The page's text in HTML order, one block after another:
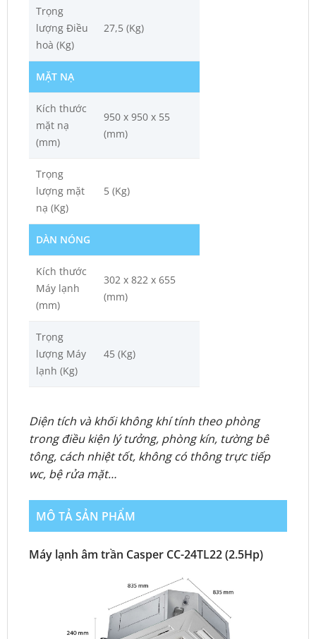
Trọng
lượng Điều
hoà (Kg)
27,5 (Kg)
MẶT NẠ
Kích thước
mặt nạ
(mm)
950 x 950 x 55
(mm)
Trọng
lượng mặt
nạ (Kg)
5 (Kg)
DÀN NÓNG
Kích thước
Máy lạnh
(mm)
302 x 822 x 655
(mm)
Trọng
lượng Máy
lạnh (Kg)
45 (Kg)
Diện tích và khối không khí tính theo phòng
trong điều kiện lý tưởng, phòng kín, tường bê
tông, cách nhiệt tốt, không có thông trực tiếp
wc, bệ rửa mặt…
MÔ TẢ SẢN PHẨM
Máy lạnh âm trần Casper CC-24TL22 (2.5Hp)